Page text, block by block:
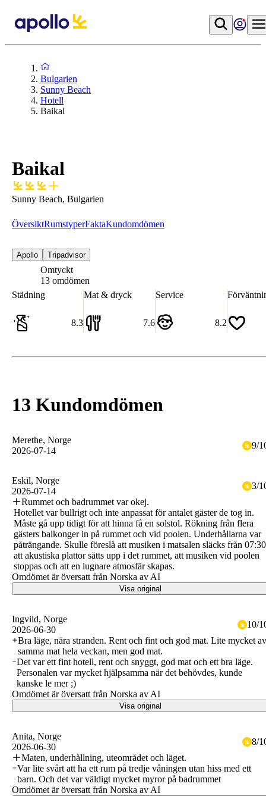
Bulgarien
Sunny Beach
Hotell
Baikal
Baikal
Sunny Beach, Bulgarien
ÖversiktRumstyperFaktaKundomdömen
Apollo Tripadvisor
Omtyckt
13 omdömen
Städning
8.3
Mat & dryck
7.6
Service
8.2
13 Kundomdömen
Merethe, Norge
2026-07-14
9/
Eskil, Norge
2026-07-14
3/
Rummet och badrummet var okej.
Hotellet var bullrigt och inte anpassat för antalet gäster de tog in.
Måste gå upp tidigt för att hinna få en solstol. Rökning från flera
gästers balkonger in på rummet och vid poolen. Underhållarna var
påträngande. Skulle föreslå att musiken i matsalen släcks från
att akustiska plattor sätts upp i det rummet, att musiken vid poolen
stoppas och att en lugnare atmosfär skapas.
Omdömet är översatt från Norska av AI
Visa original
Ingvild, Norge
2026-06-30
10/
Bra läge, nära stranden. Rent och fint och god mat. Lite mycket
samma mat hela veckan, men god mat.
Det var ett fint hotell, rent och snyggt, god mat och ett bra läge.
Personalen var mycket hjälpsamma när det behövdes, kunde
kanske le mer ;)
Omdömet är översatt från Norska av AI
Visa original
Anita, Norge
2026-06-30
8/
Maten, underhållning, uteområdet och läget.
Var lite svårt att ha ett rum på tredje våningen utan hiss med ett
barn. Och det var väldigt mycket myror på badrummet
Omdömet är översatt från Norska av AI